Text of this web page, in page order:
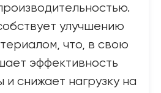
улучшению
что, в свою
эффективность
снижает нагрузку на